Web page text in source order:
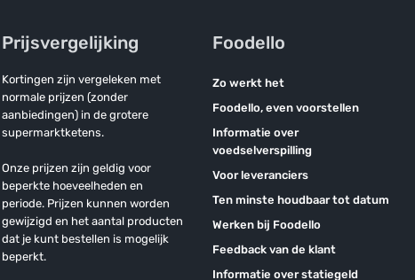
Prijsvergelijking
Kortingen zijn vergeleken met
normale prijzen (zonder
aanbiedingen) in de grotere
supermarktketens.
Onze prijzen zijn geldig voor
beperkte hoeveelheden en
periode. Prijzen kunnen worden
gewijzigd en het aantal producten
dat je kunt bestellen is mogelijk
beperkt.
Foodello
Zo werkt het
Foodello, even voorstellen
Informatie over
voedselverspilling
Voor leveranciers
Ten minste houdbaar tot datum
Werken bij Foodello
Feedback van de klant
Informatie over statiegeld